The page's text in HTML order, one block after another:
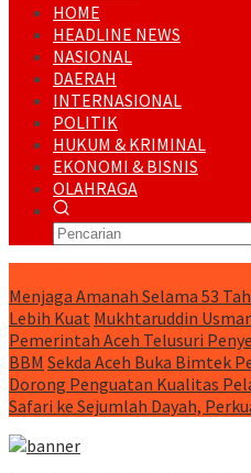
HOME
HEADLINE NEWS
NASIONAL
DAERAH
INTERNASIONAL
POLITIK
HUKUM & KRIMINAL
EKONOMI & BISNIS
OLAHRAGA
Menjaga Amanah Selama 53
Lebih Kuat Mukhtaruddin
Pemerintah Aceh Telusuri
BBM Sekda Aceh Buka Bimtek
Dorong Penguatan Kualitas
Safari ke Sejumlah Dayah,